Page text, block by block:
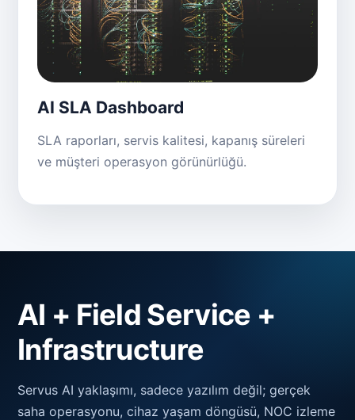
AI SLA Dashboard
SLA raporları, servis kalitesi, kapanış süreleri
ve müşteri operasyon görünürlüğü.
AI + Field Service +
Infrastructure
Servus AI yaklaşımı, sadece yazılım değil; gerçek
saha operasyonu, cihaz yaşam döngüsü, NOC izleme